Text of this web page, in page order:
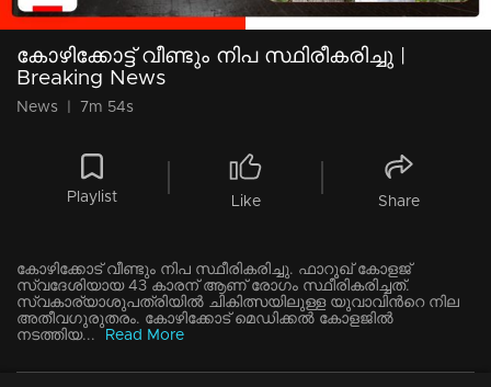
കോഴിക്കോട്ട് വീണ്ടും നിപ സ്ഥിരീകരിച്ചു |
Breaking News
News 7m 54s
Playlist Like Share
കോഴിക്കോട് വീണ്ടും നിപ സ്ഥീരികരിച്ചു. ഫാറൂഖ് കോളജ്
സ്വദേശിയായ 43 കാരന് ആണ് രോഗം സ്ഥീരികരിച്ചത്.
സ്വകാര്യാശുപത്രിയില്‍ ചികിത്സയിലുള്ള യുവാവിന്‍റെ നില
അതീവഗുരുതരം. കോഴിക്കോട് മെഡിക്കല്‍ കോളജില്‍
നടത്തിയ...
Read More